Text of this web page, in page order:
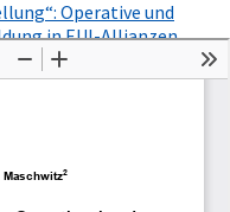
Operative und
in EUI-Allianzen